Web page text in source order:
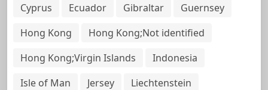
Cyprus
Ecuador Gibraltar
Guernsey
Hong Kong
Hong Kong;Not identified
Hong Kong;Virgin Islands
Indonesia
Isle of Man
Jersey
Liechtenstein